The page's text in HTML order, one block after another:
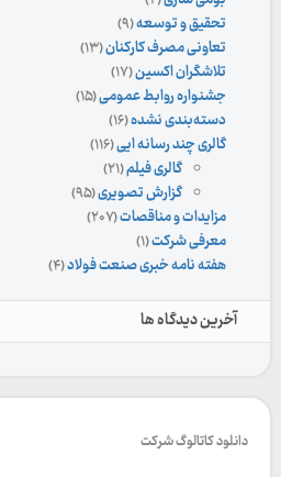
تحقیق و توسعه(۹)
تعاونی مصرف کارکنان(۱۳)
تلاشگران اکسین(۱۷)
جشنواره روابط عمومی(۱۵)
دسته‌بندی نشده(۱۶)
گالری چند رسانه ایی(۱۱۶)
گالری فیلم(۲۱)
گزارش تصویری(۹۵)
مزایدات و مناقصات(۲۰۷)
معرفی شرکت(۱)
هفته نامه خبری صنعت فولاد(۴)
آخرین دیدگاه ها
دانلود کاتالوگ شرکت